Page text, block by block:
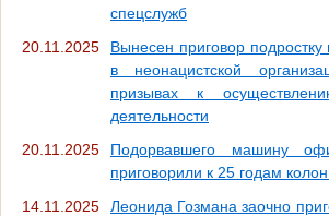
спецслужб
20.11.2025
Вынесен приговор подростку
в неонацистской
призывах к
деятельности
20.11.2025
Подорвавшего машину
приговорили к 25 годам
14.11.2025
Леонида Гозмана заочно